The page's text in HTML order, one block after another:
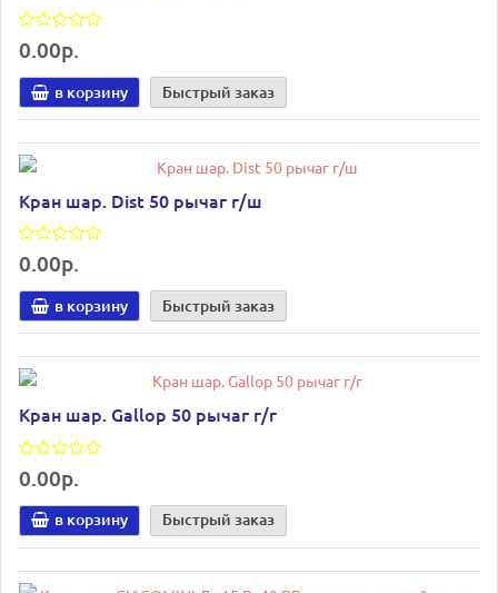
0.00р.
в корзину Быстрый заказ
Кран шар. Dist 50 рычаг г/ш
0.00р.
в корзину Быстрый заказ
Кран шар. Gallop 50 рычаг г/г
0.00р.
в корзину Быстрый заказ